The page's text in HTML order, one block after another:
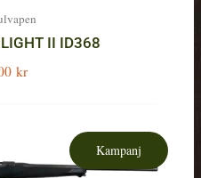
II ID368
kr
Kampanj